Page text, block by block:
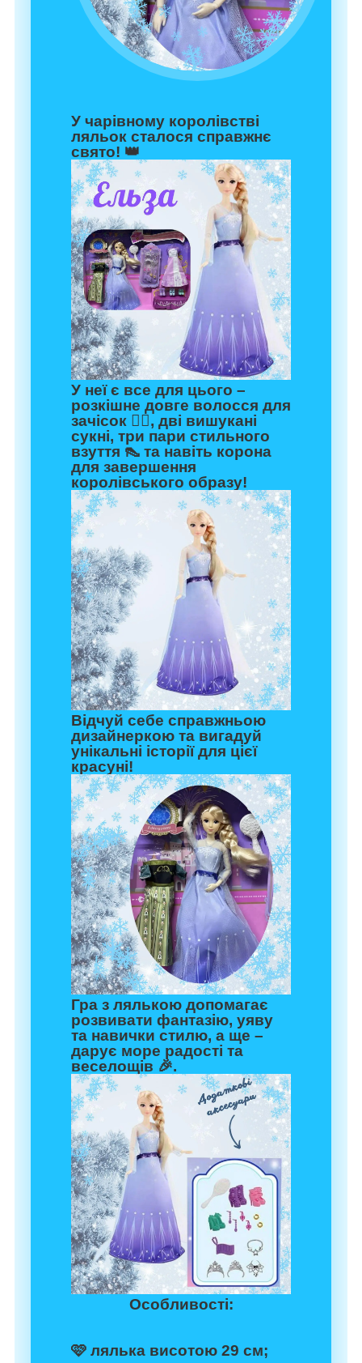
У чарівному королівстві
ляльок сталося справжнє
свято! 👑
У неї є все для цього –
розкішне довге волосся для
зачісок 💇‍♀️, дві вишукані
сукні, три пари стильного
взуття 👠 та навіть корона
для завершення
королівського образу!
Відчуй себе справжньою
дизайнеркою та вигадуй
унікальні історії для цієї
красуні!
Гра з лялькою допомагає
розвивати фантазію, уяву
та навички стилю, а ще –
дарує море радості та
веселощів 🎉.
Особливості:
🩷 лялька висотою 29 см;